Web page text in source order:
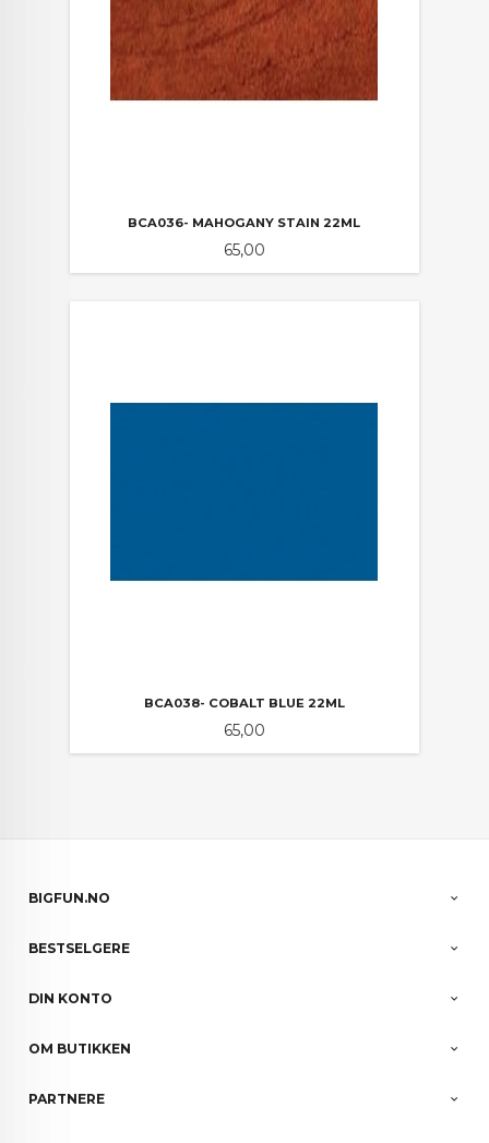
BCA036- MAHOGANY STAIN 22ML
Pris
65,00
BCA038- COBALT BLUE 22ML
Pris
65,00
BIGFUN.NO
BESTSELGERE
DIN KONTO
OM BUTIKKEN
PARTNERE